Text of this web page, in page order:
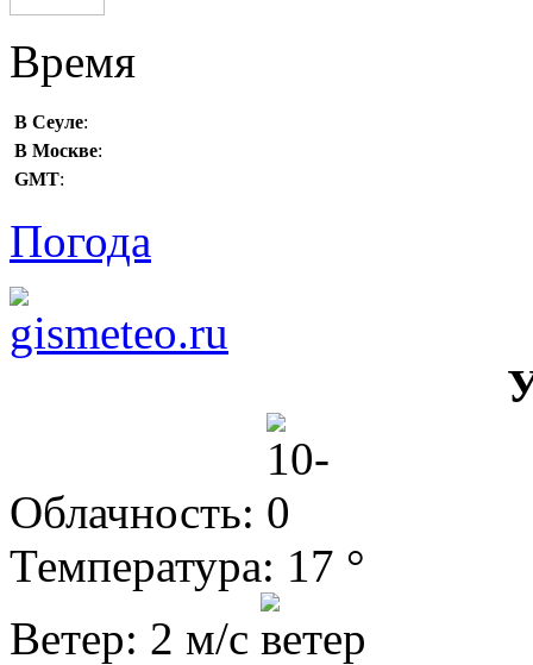
Время
В Сеуле:
В Москве:
GMT:
Погода
Облачность:
Температура: 17 °
Ветер: 2 м/с